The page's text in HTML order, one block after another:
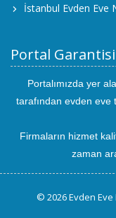
İstanbul Evden Eve
Portal Garantisi
Portalımızda yer
tarafından evden eve
Firmaların hizmet
zaman
© 2026 Evden Eve